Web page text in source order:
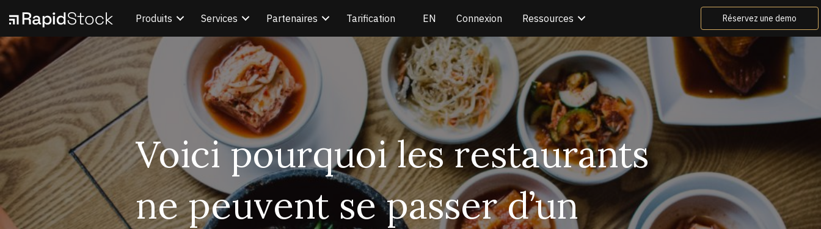
Produits Services Partenaires Tarification Connexion Ressources Réservez une demo
Voici pourquoi les restaurants
ne peuvent se passer d’un